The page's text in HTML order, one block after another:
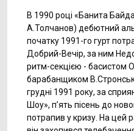
В 1990 році «Банита
А.Толчанов) дебютний
початку 1991-го гурт
Добрий-Вечір, за ним
ритм-секцією - басистом
барабанщиком
грудні 1991 року, за
Шоу», п’ять пісень до
потрапив у кризу. На цей